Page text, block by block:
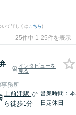
いて詳しくは こちら)
25件中 1-25件を表示
弁
インタビューを
見る
事務所
上前津駅か
ら徒歩1分
営業時間：本
日定休日